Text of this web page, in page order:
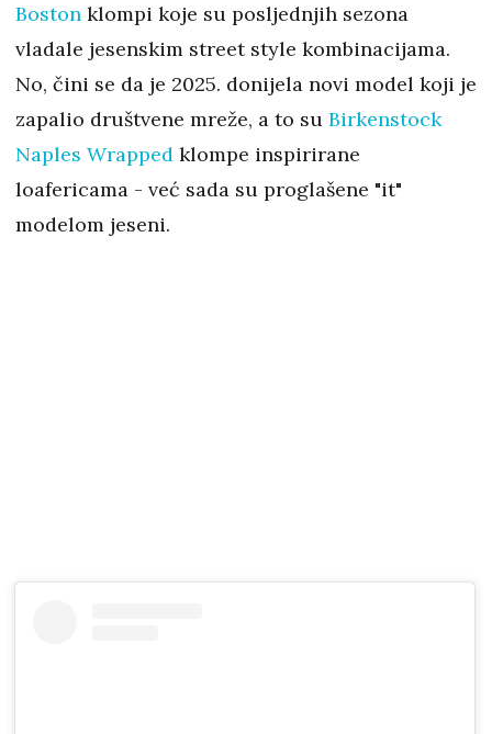
Boston klompi koje su posljednjih sezona
vladale jesenskim street style kombinacijama.
No, čini se da je 2025. donijela novi model koji je
zapalio društvene mreže, a to su Birkenstock
Naples Wrapped klompe inspirirane
loafericama - već sada su proglašene "it"
modelom jeseni.